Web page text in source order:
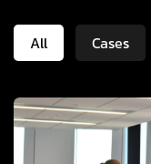
All Cases